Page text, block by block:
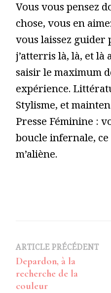
Vous vous pensez
chose, vous en
vous laissez
j’atterris là, là, et là
saisir le maximum
expérience.
Stylisme, et
Presse Féminine :
boucle infernale,
m’aliène.
Navigation
d’article
ARTICLE PRÉCÉDENT
Depardon, à la
recherche de la
couleur